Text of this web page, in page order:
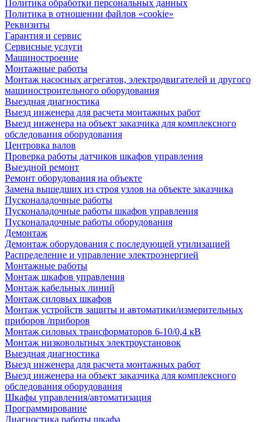
Политика обработки персональных данных
Политика в отношении файлов «cookie»
Реквизиты
Гарантия и сервис
Сервисные услуги
Машиностроение
Монтажные работы
Монтаж насосных агрегатов, электродвигателей и другого
машиностроительного оборудования
Выездная диагностика
Выезд инженера для расчета монтажных работ
Выезд инженера на объект заказчика для комплексного
обследования оборудования
Центровка валов
Проверка работы датчиков шкафов управления
Выездной ремонт
Ремонт оборудования на объекте
Замена вышедших из строя узлов на объекте заказчика
Пусконаладочные работы
Пусконаладочные работы шкафов управления
Пусконаладочные работы оборудования
Демонтаж
Демонтаж оборудования с последующей утилизацией
Распределение и управление электроэнергией
Монтажные работы
Монтаж шкафов управления
Монтаж кабельных линий
Монтаж силовых шкафов
Монтаж устройств защиты и автоматики/измерительных
приборов /приборов
Монтаж силовых трансформаторов 6-10/0,4 кВ
Монтаж низковольтных электроустановок
Выездная диагностика
Выезд инженера для расчета монтажных работ
Выезд инженера на объект заказчика для комплексного
обследования оборудования
Шкафы управления/автоматизация
Программирование
Диагностика работы шкафа